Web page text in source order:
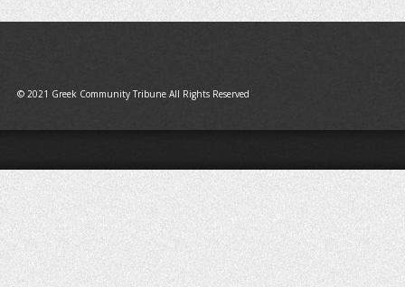
© 2021 Greek Community Tribune All Rights Reserved